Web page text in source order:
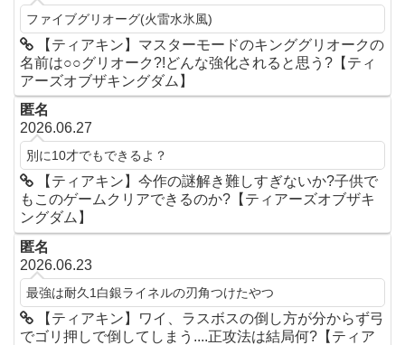
ファイブグリオーグ(火雷水氷風)
【ティアキン】マスターモードのキンググリオークの
名前は○○グリオーク?!どんな強化されると思う?【ティ
アーズオブザキングダム】
匿名
2026.06.27
別に10才でもできるよ？
【ティアキン】今作の謎解き難しすぎないか?子供で
もこのゲームクリアできるのか?【ティアーズオブザキ
ングダム】
匿名
2026.06.23
最強は耐久1白銀ライネルの刃角つけたやつ
【ティアキン】ワイ、ラスボスの倒し方が分からず弓
でゴリ押しで倒してしまう....正攻法は結局何?【ティア